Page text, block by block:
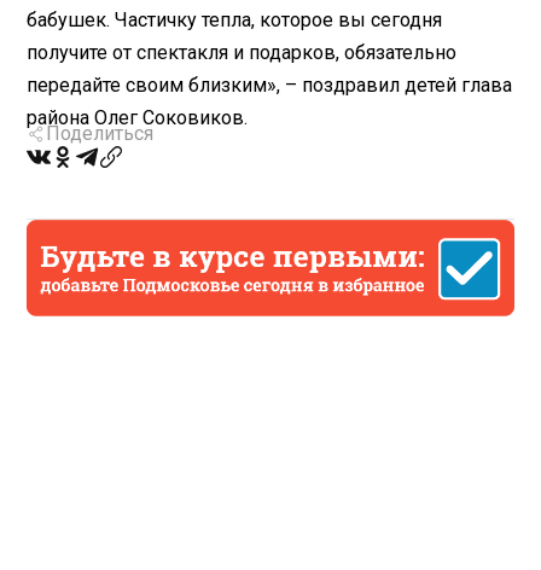
бабушек. Частичку тепла, которое вы сегодня
получите от спектакля и подарков, обязательно
передайте своим близким», – поздравил детей глава
района Олег Соковиков.
Поделиться